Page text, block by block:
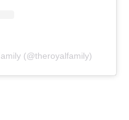
(@theroyalfamily)